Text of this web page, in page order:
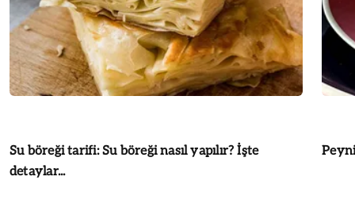
Su böreği tarifi: Su böreği nasıl yapılır? İşte
detaylar...